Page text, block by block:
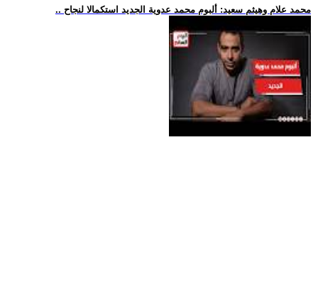
.. محمد علام وهيثم سعيد: ألبوم محمد عدوية الجديد استكمالا لنجاح